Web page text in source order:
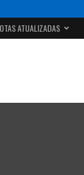
ATUALIZADAS